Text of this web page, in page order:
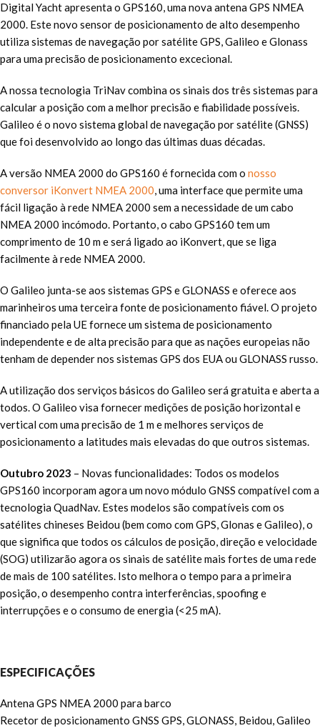
Digital Yacht apresenta o GPS160, uma nova antena GPS NMEA
2000. Este novo sensor de posicionamento de alto desempenho
utiliza sistemas de navegação por satélite GPS, Galileo e Glonass
para uma precisão de posicionamento excecional.
A nossa tecnologia TriNav combina os sinais dos três sistemas para
calcular a posição com a melhor precisão e fiabilidade possíveis.
Galileo é o novo sistema global de navegação por satélite (GNSS)
que foi desenvolvido ao longo das últimas duas décadas.
A versão NMEA 2000 do GPS160 é fornecida com o nosso
conversor iKonvert NMEA 2000, uma interface que permite uma
fácil ligação à rede NMEA 2000 sem a necessidade de um cabo
NMEA 2000 incómodo. Portanto, o cabo GPS160 tem um
comprimento de 10 m e será ligado ao iKonvert, que se liga
facilmente à rede NMEA 2000.
O Galileo junta-se aos sistemas GPS e GLONASS e oferece aos
marinheiros uma terceira fonte de posicionamento fiável. O projeto
financiado pela UE fornece um sistema de posicionamento
independente e de alta precisão para que as nações europeias não
tenham de depender nos sistemas GPS dos EUA ou GLONASS russo.
A utilização dos serviços básicos do Galileo será gratuita e aberta a
todos. O Galileo visa fornecer medições de posição horizontal e
vertical com uma precisão de 1 m e melhores serviços de
posicionamento a latitudes mais elevadas do que outros sistemas.
Outubro 2023 – Novas funcionalidades: Todos os modelos
GPS160 incorporam agora um novo módulo GNSS compatível com a
tecnologia QuadNav. Estes modelos são compatíveis com os
satélites chineses Beidou (bem como com GPS, Glonas e Galileo), o
que significa que todos os cálculos de posição, direção e velocidade
(SOG) utilizarão agora os sinais de satélite mais fortes de uma rede
de mais de 100 satélites. Isto melhora o tempo para a primeira
posição, o desempenho contra interferências, spoofing e
interrupções e o consumo de energia (<25 mA).
ESPECIFICAÇÕES
Antena GPS NMEA 2000 para barco
Recetor de posicionamento GNSS GPS, GLONASS, Beidou, Galileo